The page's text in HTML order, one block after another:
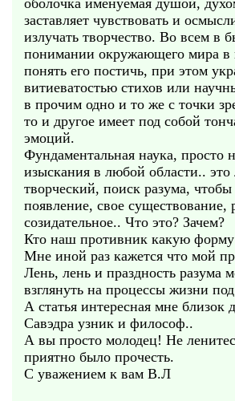
оболочка именуемая душой,
заставляет чувствовать и
излучать творчество. Во всем в
понимании окружающего мира в
понять его постичь, при этом
витиеватостью стихов или
в прочим одно и то же с точки
то и другое имеет под собой
эмоций.
Фундаментальная наука, просто
изыскания в любой области..
творческий, поиск разума, чтобы
появление, свое существование,
созидательное.. Что это? Зачем?
Кто наш противник какую
Мне иной раз кажется что мой
Лень, лень и праздность разума
взглянуть на процессы жизни
А статья интересная мне близок
Савэдра узник и философ..
А вы просто молодец! Не
приятно было прочесть.
С уважением к вам В.Л